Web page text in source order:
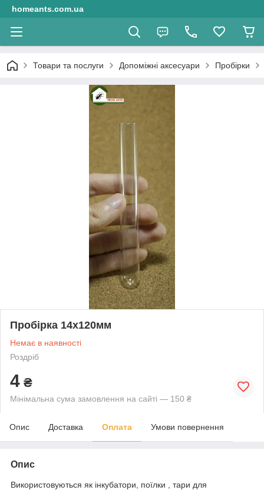
homeants.com.ua
Товари та послуги Допоміжні аксесуари Пробірки
Пробірка 14х120мм
Немає в наявності
Роздріб
4 ₴
Мінімальна сума замовлення на сайті — 150 ₴
Опис Доставка Оплата Умови повернення
Опис
Використовуються як інкубатори, поїлки , тари для